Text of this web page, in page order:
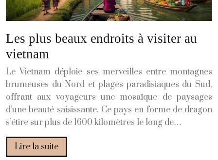
Les plus beaux endroits à visiter au
vietnam
Le Vietnam déploie ses merveilles entre montagnes
brumeuses du Nord et plages paradisiaques du Sud,
offrant aux voyageurs une mosaïque de paysages
d’une beauté saisissante. Ce pays en forme de dragon
s’étire sur plus de 1600 kilomètres le long de…
Lire la suite